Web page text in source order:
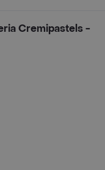
Cremipastels -